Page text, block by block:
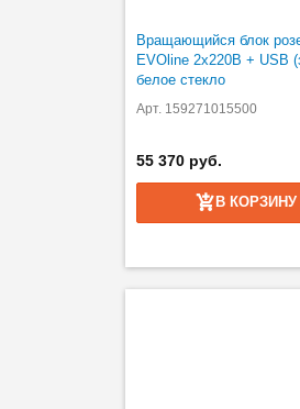
Вращающийся блок
EVOline 2x220В + USB
белое стекло
Арт. 159271015500
55 370 руб.
В КОРЗИНУ